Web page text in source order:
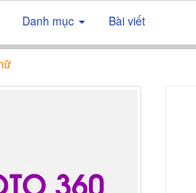
Danh mục Bài viết